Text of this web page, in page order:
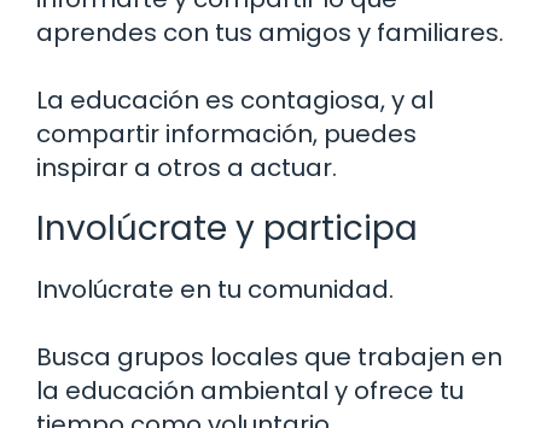
aprendes con tus amigos y familiares.
La educación es contagiosa, y al
compartir información, puedes
inspirar a otros a actuar.
Involúcrate y participa
Involúcrate en tu comunidad.
Busca grupos locales que trabajen en
la educación ambiental y ofrece tu